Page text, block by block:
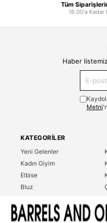
Tüm
16.00'a Kadar
Haber
Metni
KATEGORILER
Yeni Gelenler
Kadın Giyim
Elbise
Bluz
T-Shirt